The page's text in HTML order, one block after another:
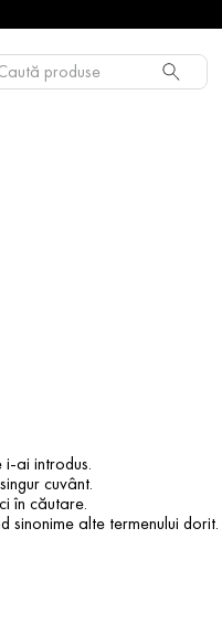
produse
ai introdus.
cuvânt.
în căutare.
sinonime alte termenului dorit.